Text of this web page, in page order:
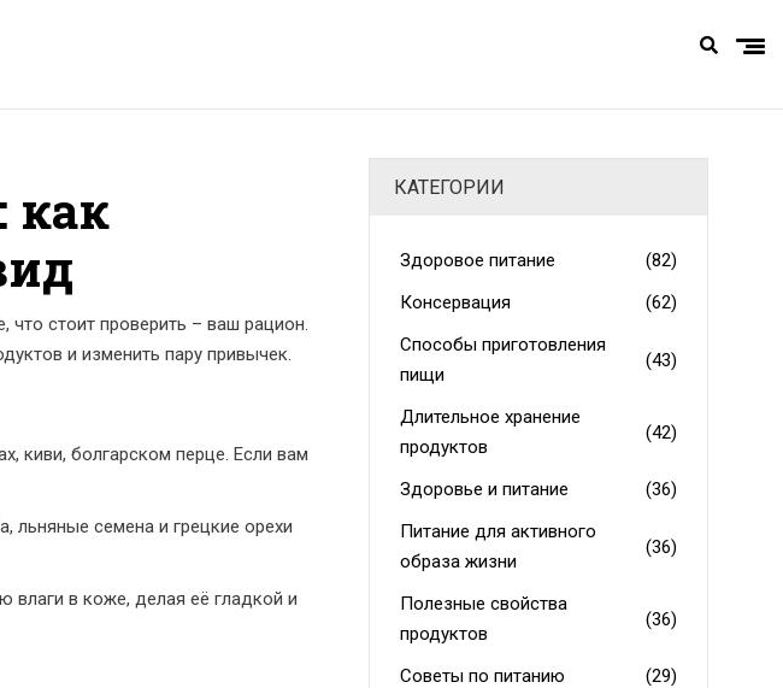
как
что стоит проверить – ваш рацион.
и изменить пару привычек.
киви, болгарском перце. Если вам
льняные семена и грецкие орехи
влаги в коже, делая её гладкой и
КАТЕГОРИИ
Здоровое питание
(82)
Консервация
(62)
Способы приготовления
пищи
(43)
Длительное хранение
продуктов
(42)
Здоровье и питание
(36)
Питание для активного
образа жизни
(36)
Полезные свойства
продуктов
(36)
Советы по питанию
(29)